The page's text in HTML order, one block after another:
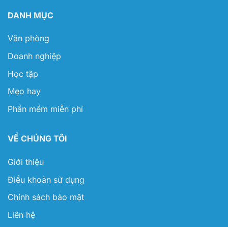
DANH MỤC
Văn phòng
Doanh nghiệp
Học tập
Mẹo hay
Phần mềm miễn phí
VỀ CHÚNG TÔI
Giới thiệu
Điều khoản sử dụng
Chính sách bảo mật
Liên hệ